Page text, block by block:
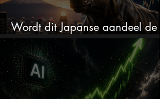
Wordt dit Japanse aandeel de
comeback kid van 2026?